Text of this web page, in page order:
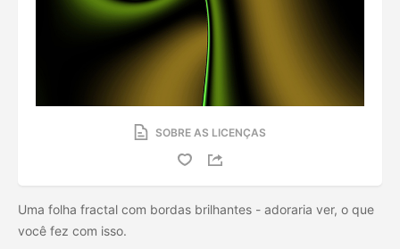
SOBRE AS LICENÇAS
Uma folha fractal com bordas brilhantes - adoraria ver, o que
você fez com isso.